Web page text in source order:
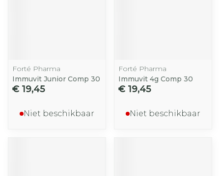
Forté Pharma
Immuvit Junior Comp 30
€ 19,45
Niet beschikbaar
Forté Pharma
Immuvit 4g Comp 30
€ 19,45
Niet beschikbaar